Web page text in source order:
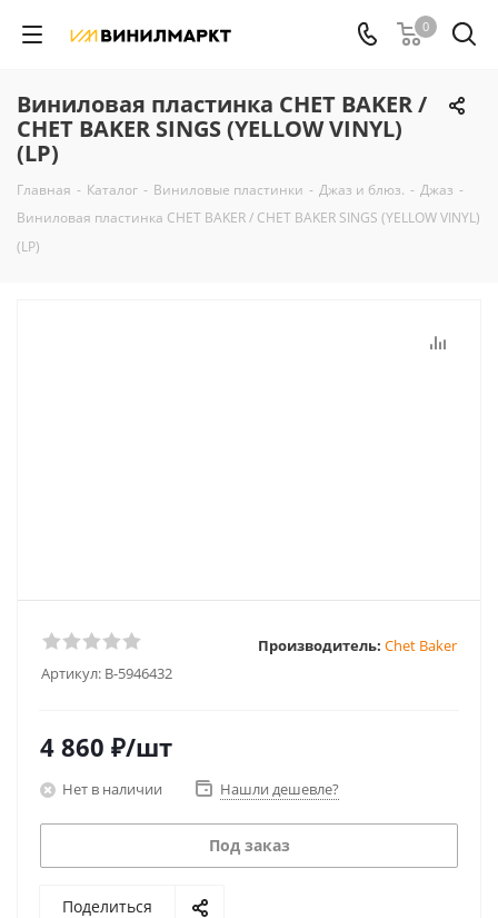
0
Виниловая пластинка CHET BAKER /
CHET BAKER SINGS (YELLOW VINYL)
(LP)
Главная - Каталог - Виниловые пластинки - Джаз и блюз. - Джаз -
Виниловая пластинка CHET BAKER / CHET BAKER SINGS (YELLOW VINYL)
(LP)
Артикул: B-5946432
Производитель: Chet Baker
4 860 ₽/шт
Нет в наличии Нашли дешевле?
Под заказ
Поделиться